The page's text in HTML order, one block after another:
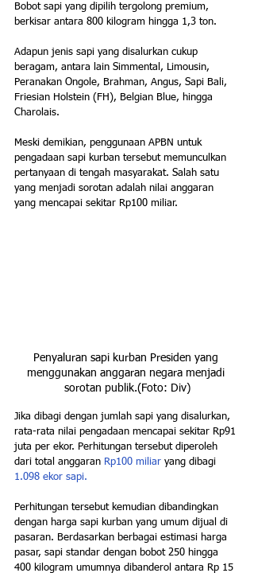
Bobot sapi yang dipilih tergolong premium,
berkisar antara 800 kilogram hingga 1,3 ton.
Adapun jenis sapi yang disalurkan cukup
beragam, antara lain Simmental, Limousin,
Peranakan Ongole, Brahman, Angus, Sapi Bali,
Friesian Holstein (FH), Belgian Blue, hingga
Charolais.
Meski demikian, penggunaan APBN untuk
pengadaan sapi kurban tersebut memunculkan
pertanyaan di tengah masyarakat. Salah satu
yang menjadi sorotan adalah nilai anggaran
yang mencapai sekitar Rp100 miliar.
Penyaluran sapi kurban Presiden yang
menggunakan anggaran negara menjadi
sorotan publik.(Foto: Div)
Jika dibagi dengan jumlah sapi yang disalurkan,
rata-rata nilai pengadaan mencapai sekitar Rp91
juta per ekor. Perhitungan tersebut diperoleh
dari total anggaran Rp100 miliar yang dibagi
1.098 ekor sapi.
Perhitungan tersebut kemudian dibandingkan
dengan harga sapi kurban yang umum dijual di
pasaran. Berdasarkan berbagai estimasi harga
pasar, sapi standar dengan bobot 250 hingga
400 kilogram umumnya dibanderol antara Rp 15